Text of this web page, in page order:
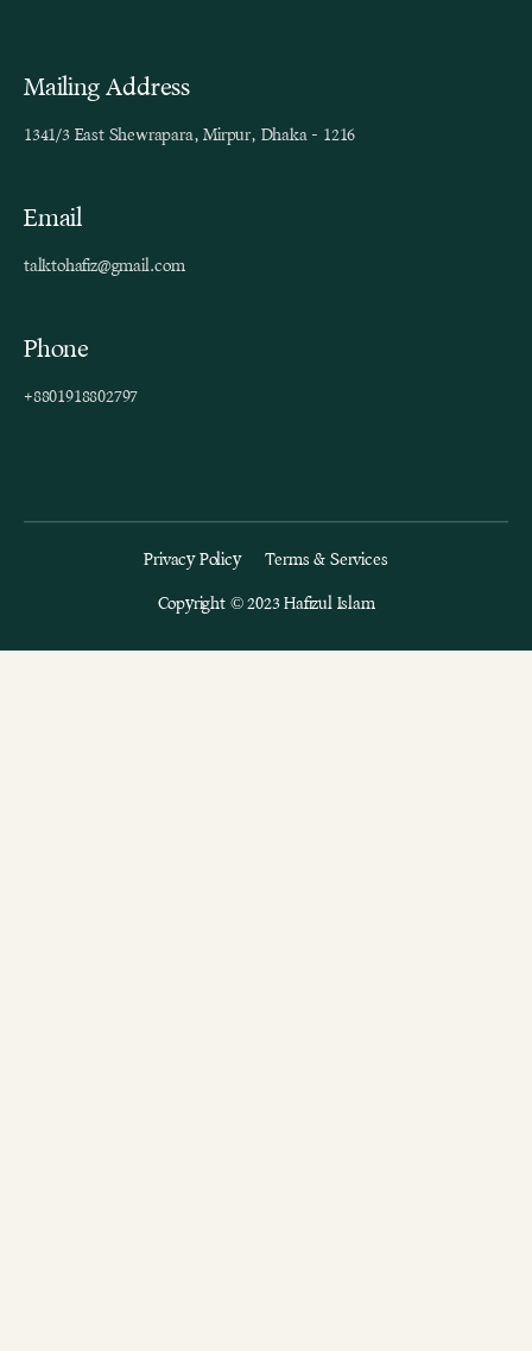
Mailing Address
1341/3 East Shewrapara, Mirpur, Dhaka - 1216
Email
talktohafiz@gmail.com
Phone
+8801918802797
Copyright © 2023 Hafizul Islam
Privacy Policy Terms & Services